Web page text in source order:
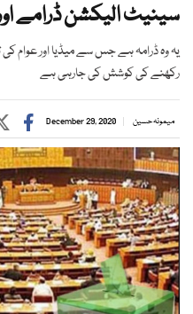
سینیٹ الیکشن ڈرامے
یہ وہ ڈرامہ ہے جس سے میڈیا اور عوام
رکھنے کی کوشش کی جارہی ہے
میمونہ حسین December 29, 2020